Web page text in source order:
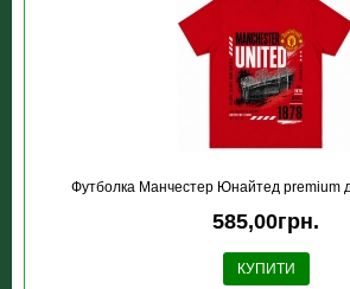
Футболка Манчестер Юнайтед premium
585,00грн.
КУПИТИ